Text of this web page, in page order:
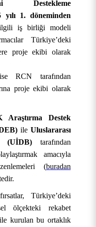
Fakültesi
Girişi)
Uygulama ve
Destekleme
yılı 1. döneminden
ilgili iş birliği modeli
Türkiye’deki
proje ekibi olarak
RCN tarafından
proje ekibi olarak
Araştırma Destek
ile Uluslararası
(UİDB)tarafından
amacıyla
(buradan
Türkiye’deki
ölçekteki rekabet
kurulan bu ortaklık